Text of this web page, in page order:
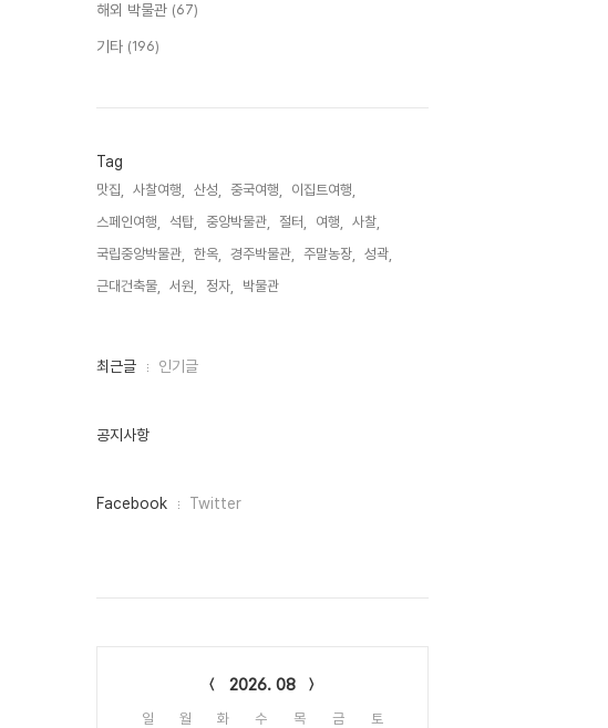
해외 박물관 (67)
기타 (196)
Tag
맛집, 사찰여행, 산성, 중국여행,
이집트여행,
스페인여행,
석탑, 중앙박물관, 절터, 여행,
사찰,
국립중앙박물관,
한옥, 경주박물관, 주말농장,
성곽,
근대건축물,
서원, 정자, 박물관,
최
인
최근글 인기글
공지사항
페
Facebook Twitter
2026. 08
일 월 화 수 목 금 토